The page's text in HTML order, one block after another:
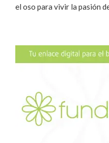
el oso para vivir la pasión